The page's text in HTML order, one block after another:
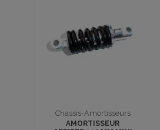
Chassis-Amortisseurs
AMORTISSEUR